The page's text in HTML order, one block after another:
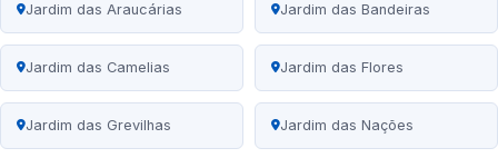
Jardim das Araucárias Jardim das Bandeiras
Jardim das Camelias Jardim das Flores
Jardim das Grevilhas Jardim das Nações